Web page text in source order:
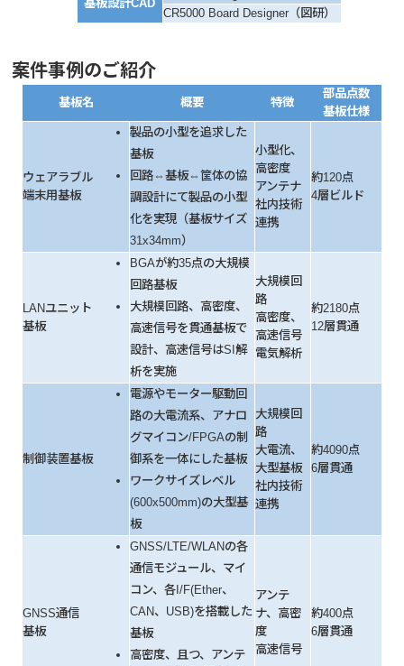
基板設計CAD
CR5000 Board Designer（図研）
案件事例のご紹介
基板名 概要 特徴
部品点数
基板仕様
ウェアラブル
端末用基板
製品の小型を追求した
基板
回路⇔基板⇔筐体の協
調設計にて製品の小型
化を実現（基板サイズ
31x34mm）
小型化、
高密度
アンテナ
社内技術
連携
約120点
4層ビルド
LANユニット
基板
BGAが約35点の大規模
回路基板
大規模回路、高密度、
高速信号を貫通基板で
設計、高速信号はSI解
析を実施
大規模回
路
高密度、
高速信号
電気解析
約2180点
12層貫通
制御装置基板
電源やモーター駆動回
路の大電流系、アナロ
グマイコン/FPGAの制
御系を一体にした基板
ワークサイズレベル
(600x500mm)の大型基
板
大規模回
路
大電流、
大型基板
社内技術
連携
約4090点
6層貫通
GNSS通信
基板
GNSS/LTE/WLANの各
通信モジュール、マイ
コン、各I/F(Ether、
CAN、USB)を搭載した
基板
高密度、且つ、アンテ
アンテ
ナ、高密
度
高速信号
約400点
6層貫通